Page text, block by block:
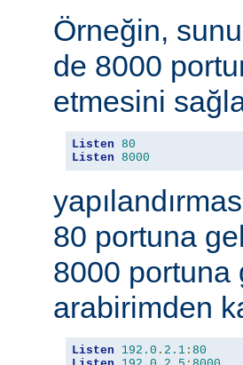
Örneğin,
de 8000
etmesini
Listen 80
Listen 8000
80 portuna
8000 portuna
arabirimden
Listen 192.0 . 2.1 : 80